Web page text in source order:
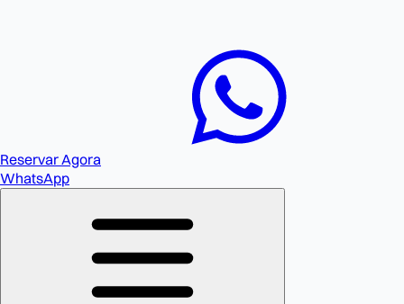
Reservar Agora
WhatsApp